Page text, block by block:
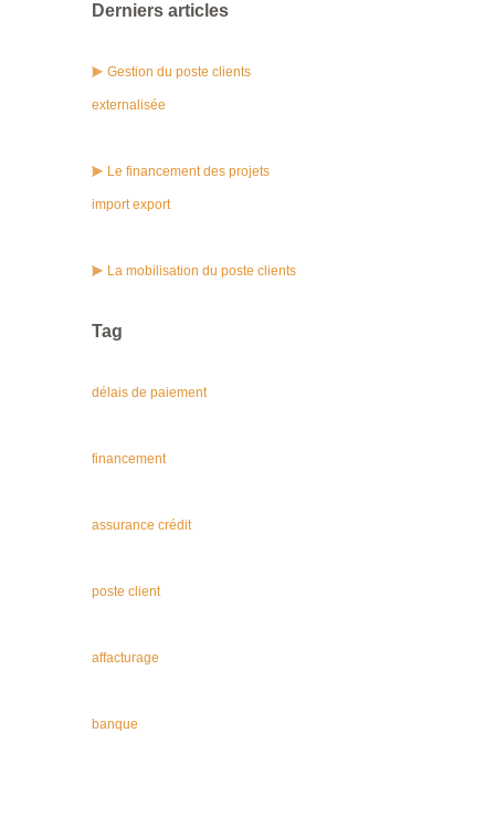
Derniers articles
Gestion du poste clients
externalisée
Le financement des projets
import export
La mobilisation du poste clients
Tag
délais de paiement
financement
assurance crédit
poste client
affacturage
banque